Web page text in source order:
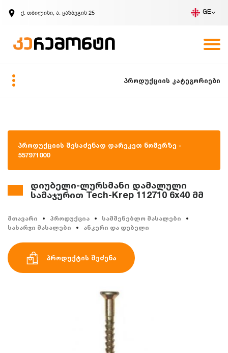
ქ. თბილისი, ა. ყაზბეგის 25 GE
ზარის მოთხოვნა
პროდუქციის კატეგორიები
პროდუქციის შესაძენად დარეკეთ ნომერზე -
557971000
დიუბელი-ლურსმანი დამალული
სამაჯურით Tech-Krep 112710 6x40 მმ
მთავარი პროდუქცია
სამშენებლო მასალები
სახარჯი მასალები
ანკერი და დუბელი
პროდუქტის შეძენა